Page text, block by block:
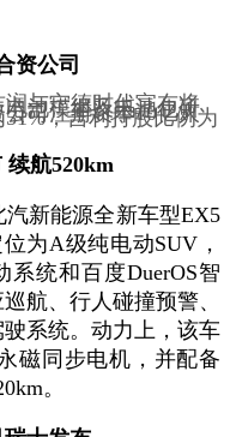
资公司
与宁德时代宣布将
池模组及电池包研
司注册资本10亿人
，吉利持股比例为
续航520km
新能源全新车型EX5
为A级纯电动SUV，
系统和百度DuerOS智
航、行人碰撞预警、
系统。动力上，该车
磁同步电机，并配备
。